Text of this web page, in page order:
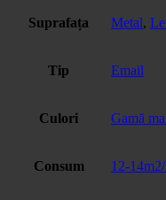
Suprafața Metal,
Tip Email
Culori Gamă
Consum 12-